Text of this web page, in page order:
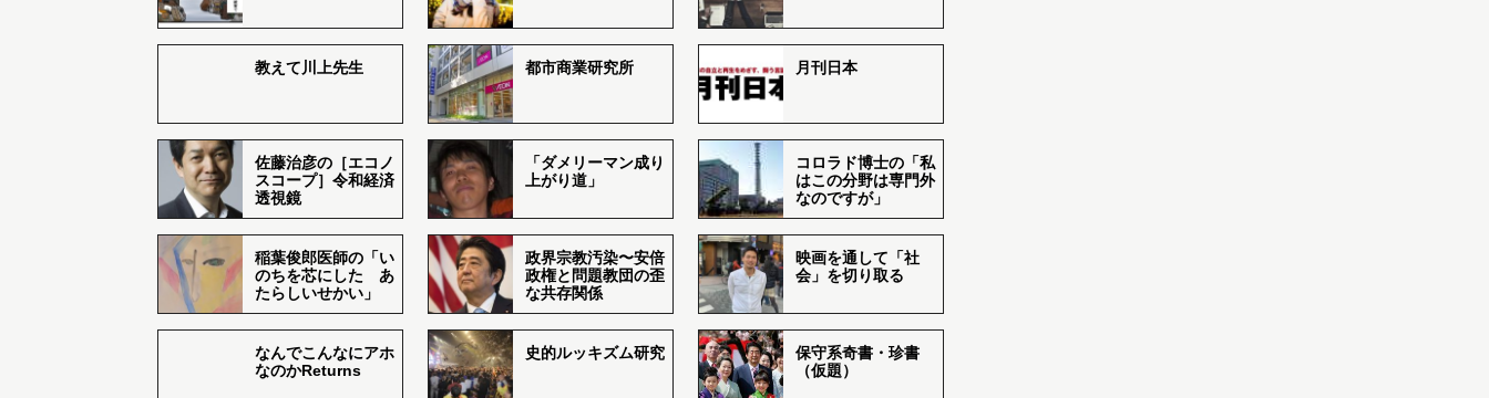
教えて川上先生 都市商業研究所 月刊日本
佐藤治彦の［エコノ
スコープ］令和経済
透視鏡
「ダメリーマン成り
上がり道」
コロラド博士の「私
はこの分野は専門外
なのですが」
稲葉俊郎医師の「い
のちを芯にした あ
たらしいせかい」
政界宗教汚染〜安倍
政権と問題教団の歪
な共存関係
映画を通して「社
会」を切り取る
なんでこんなにアホ
なのかReturns
史的ルッキズム研究
保守系奇書・珍書
（仮題）